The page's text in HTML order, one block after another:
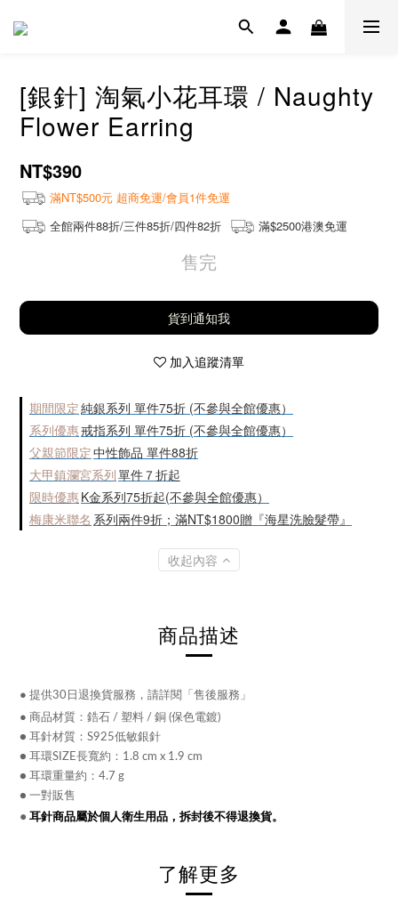
[銀針] 淘氣小花耳環 / Naughty
Flower Earring
NT$390
滿NT$500元 超商免運/會員1件免運
全館兩件88折/三件85折/四件82折
滿$2500港澳免運
售完
貨到通知我
加入追蹤清單
期間限定純銀系列 單件75折 (不參與全館優惠）
系列優惠戒指系列 單件75折 (不參與全館優惠）
父親節限定中性飾品 單件88折
大甲鎮瀾宮系列單件７折起
限時優惠K金系列75折起(不參與全館優惠）
梅康米聯名 系列兩件9折；滿NT$1800贈『海星洗臉髮帶』
收起內容
商品描述
● 提供30日退換貨服務，請詳閱「售後服務」
● 商品材質： 鋯石 / 塑料 / 銅 (保色電鍍)
● 耳針材質：S925低敏銀針
● 耳環SIZE長寬約：1.8 cm x 1.9 cm
● 耳環重量約：4.7 g
● 一對販售
● 耳針商品屬於個人衛生用品，拆封後不得退換貨。
了解更多